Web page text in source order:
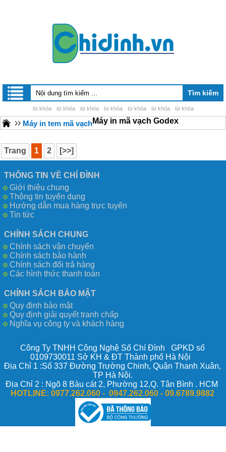
từ khóa từ khóa từ khóa từ khóa từ khóa từ khóa từ khóa
Máy in tem mã vạchMáy in mã vạch Godex
Trang 1 2 [>>]
THÔNG TIN VỀ CHÍ ĐÌNH
Giới thiệu chung
Thông tin tuyển dụng
Hướng dẫn mua hàng trực tuyến
Tin tức
CHÍNH SÁCH CHUNG
Chính sách vận chuyển
Chính sách bảo hành
Chính sách đổi trả hàng
Các hình thức thanh toán
CHÍNH SÁCH BẢO MẬT
Quy định bảo mật
Quy định giải quyết tranh chấp
Nghĩa vụ công ty và khách hàng
Công Ty TNHH Công Nghệ Số Chí Đình GPKD số
0109730011 Sở KH & ĐT Thành phố Hà Nội
Địa Chỉ 1 :Số 337 Đường Trường Chinh, Quận Thanh Xuân,
TP Hà Nội.
Địa Chỉ 2 : Ngõ 8 Bàu cát 2, Phường 12,Q. Tân Bình . HCM
HOTLINE: 0977.262.060 - 0947.262.060 -09.6789.9882